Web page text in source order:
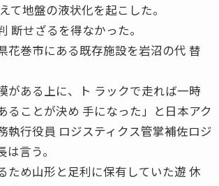
て地盤の液状化を起こした。
断せざるを得なかった。
花巻市にある既存施設を岩沼の代 替
がある上に、ト ラックで走れば一時
ることが決め 手になった」と日本アク
執行役員 ロジスティクス管掌補佐ロジ
言う。
ため山形と足利に保有していた遊 休